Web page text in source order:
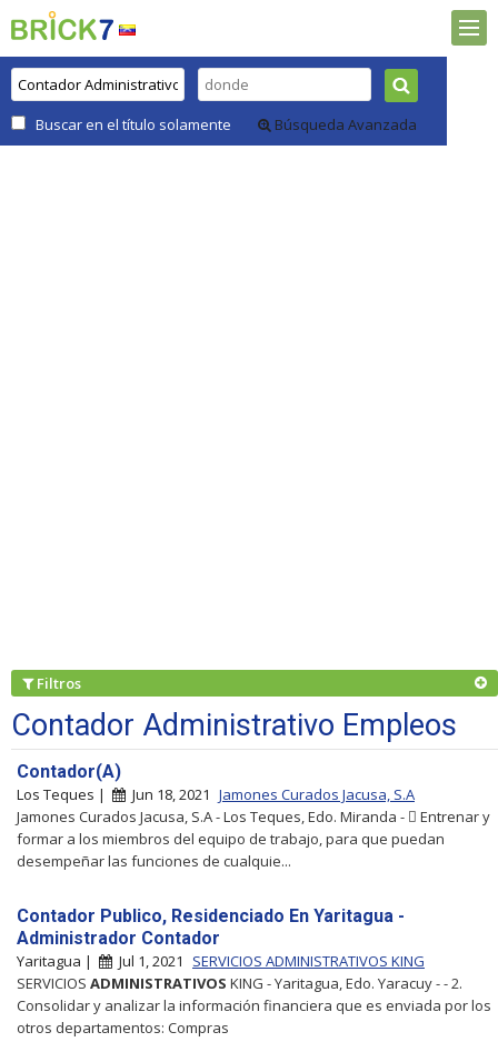
Buscar en el título solamente Búsqueda Avanzada
Filtros
Contador Administrativo Empleos
Contador(A)
Los Teques | Jun 18, 2021 Jamones Curados Jacusa, S.A
Jamones Curados Jacusa, S.A - Los Teques, Edo. Miranda -  Entrenar y
formar a los miembros del equipo de trabajo, para que puedan
desempeñar las funciones de cualquie...
Contador Publico, Residenciado En Yaritagua -
Administrador Contador
Yaritagua | Jul 1, 2021
SERVICIOS ADMINISTRATIVOS KING
SERVICIOS ADMINISTRATIVOS KING - Yaritagua, Edo. Yaracuy - - 2.
Consolidar y analizar la información financiera que es enviada por los
otros departamentos: Compras